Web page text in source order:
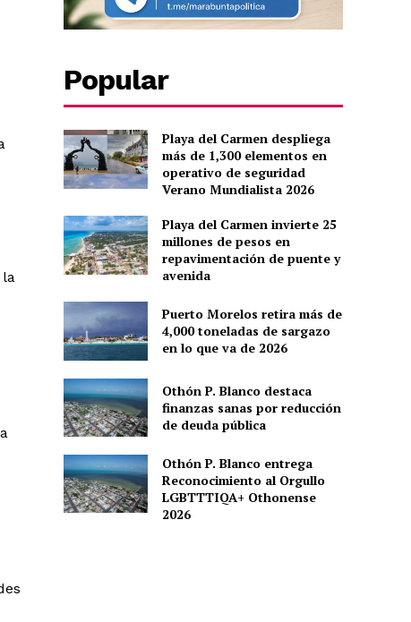
la
Popular
Playa del Carmen despliega
más de 1,300 elementos en
operativo de seguridad
Verano Mundialista 2026
Playa del Carmen invierte 25
millones de pesos en
repavimentación de puente y
avenida
Puerto Morelos retira más de
4,000 toneladas de sargazo
en lo que va de 2026
Othón P. Blanco destaca
finanzas sanas por reducción
de deuda pública
Othón P. Blanco entrega
Reconocimiento al Orgullo
LGBTTTIQA+ Othonense
2026